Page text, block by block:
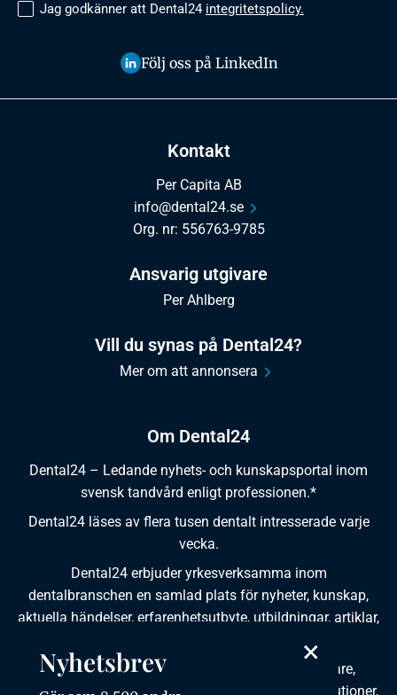
Om Dental24
Dental24 – Ledande nyhets- och kunskapsportal inom
svensk tandvård enligt professionen.*
Dental24 läses av flera tusen dentalt intresserade varje
vecka.
Dental24 erbjuder yrkesverksamma inom
dentalbranschen en samlad plats för nyheter, kunskap,
aktuella händelser, erfarenhetsutbyte, utbildningar, artiklar,
Dental24 produceras i samverkan med tandläkare,
tandhygienister, tandsköterskor, tandtekniker, institutioner,
Kontakt
Per Capita AB
info@dental24.se
Org. nr: 556763-9785
Ansvarig utgivare
Per Ahlberg
Vill du synas på Dental24?
Mer om att annonsera
Jag godkänner att Dental24 integritetspolicy.
Följ oss på LinkedIn
×
Nyhetsbrev